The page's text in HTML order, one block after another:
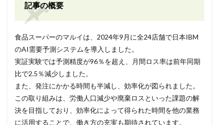
記事の概要
食品スーパーのマルイは、2024年9月に全24店舗で日本IBM
のAI需要予測システムを導入しました。
実証実験では予測精度が96％を超え、月間ロス率は前年同期
比で2.5％減少しました。
また、発注にかかる時間も半減し、効率化が図られました。
この取り組みは、労働人口減少や廃棄ロスといった課題の解
決を目指しており、効率化によって得られた時間を他の業務
に活用することで、働き方の充実も期待されています。